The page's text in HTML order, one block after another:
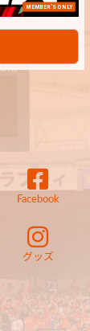
MEMBER'S ONLY
Facebook
グッズ